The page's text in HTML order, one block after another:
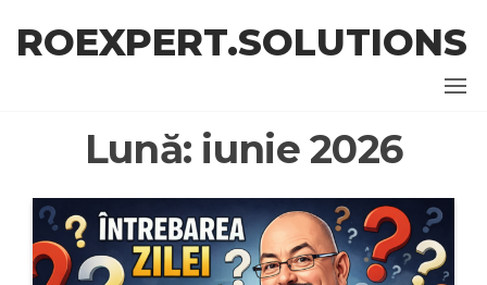
ROEXPERT.SOLUTIONS
Lună: iunie 2026